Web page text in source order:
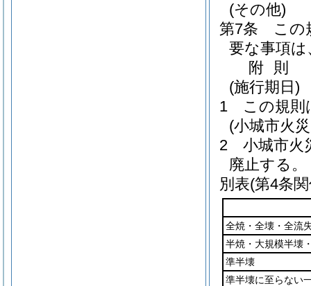
(その他)
第7条
この
要な事項
附 則
(施行期日)
1
この規則
(小城市火
2
小城市火
廃止する。
別表(第4条
全焼・全壊・全流
半焼・大規模半壊
準半壊
準半壊に至らない